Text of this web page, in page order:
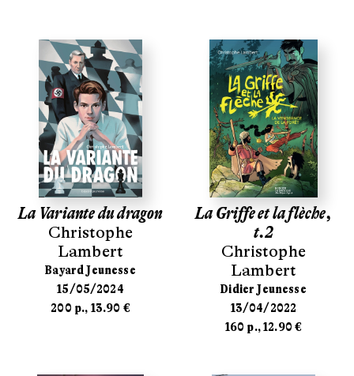
La Variante du dragon
Christophe
Lambert
Bayard Jeunesse
15/05/2024
200 p., 13.90 €
La Griffe et la flèche,
t.2
Christophe
Lambert
Didier Jeunesse
13/04/2022
160 p., 12.90 €